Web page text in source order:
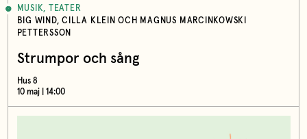
MUSIK, TEATER
BIG WIND, CILLA KLEIN OCH MAGNUS MARCINKOWSKI
PETTERSSON
Strumpor och sång
Hus 8
10 maj | 14:00